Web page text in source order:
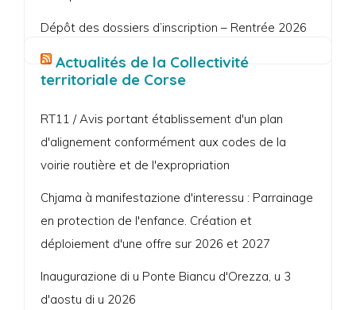
Dépôt des dossiers d’inscription – Rentrée 2026
Actualités de la Collectivité
territoriale de Corse
RT11 / Avis portant établissement d'un plan
d'alignement conformément aux codes de la
voirie routière et de l'expropriation
Chjama à manifestazione d'interessu : Parrainage
en protection de l'enfance. Création et
déploiement d'une offre sur 2026 et 2027
Inaugurazione di u Ponte Biancu d'Orezza, u 3
d'aostu di u 2026